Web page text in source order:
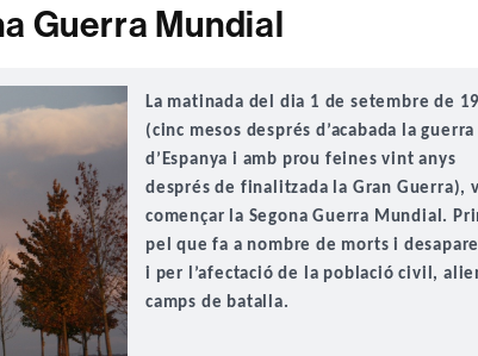
Guerra Mundial
La matinada del dia 1 de setembre de
(cinc mesos després d’acabada la guerra
d’Espanya i amb prou feines vint anys
després de finalitzada la Gran Guerra),
començar la Segona Guerra Mundial.
pel que fa a nombre de morts i
i per l’afectació de la població civil,
camps de batalla.